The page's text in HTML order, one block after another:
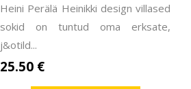
Heini Perälä Heinikki design villased
sokid on tuntud oma erksate,
j&otild...
25.50 €